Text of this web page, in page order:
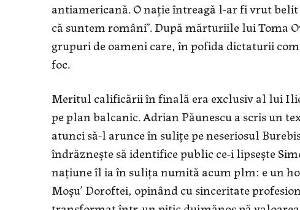
antiamericană. O naţie întreagă l-ar fi vrut
că suntem români”. După mărturiile lui Toma
grupuri de oameni care, în pofida dictaturii
foc.
Meritul calificării în finală era exclusiv al lui
pe plan balcanic. Adrian Păunescu a scris un
atunci să-l arunce în suliţe pe neseriosul
îndrăzneşte să identifice public ce-i lipseşte
naţiune îl ia în suliţa numită acum plm: e un
Moşu’ Doroftei, opinând cu sinceritate